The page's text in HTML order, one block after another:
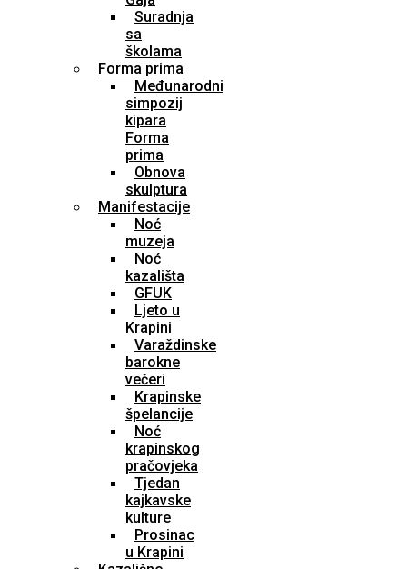
Suradnja
sa
školama
Forma prima
Međunarodni
simpozij
kipara
Forma
prima
Obnova
skulptura
Manifestacije
Noć
muzeja
Noć
kazališta
GFUK
Ljeto u
Krapini
Varaždinske
barokne
večeri
Krapinske
špelancije
Noć
krapinskog
pračovjeka
Tjedan
kajkavske
kulture
Prosinac
u Krapini